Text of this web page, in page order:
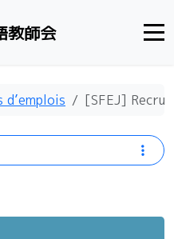
教師会
[SFEJ]